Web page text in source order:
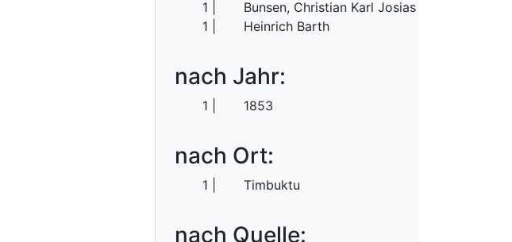
1
Bunsen, Christian Karl Josias von
1
Heinrich Barth
nach Jahr:
1 1853
nach Ort:
1 Timbuktu
nach Quelle: